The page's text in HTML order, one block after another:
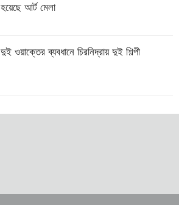
হয়েছে আর্ট মেলা
দুই ওয়াক্তের ব্যবধানে চিরনিদ্রায় দুই শিল্পী